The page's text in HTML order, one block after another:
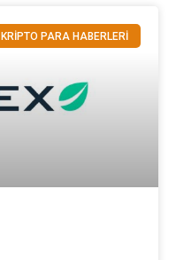
KRİPTO PARA HABERLERİ